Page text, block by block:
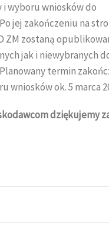
wyboru wniosków do
jej zakończeniu na
ZM zostaną
jak i niewybranych
termin
wniosków ok. 5 marca
dziękujemy